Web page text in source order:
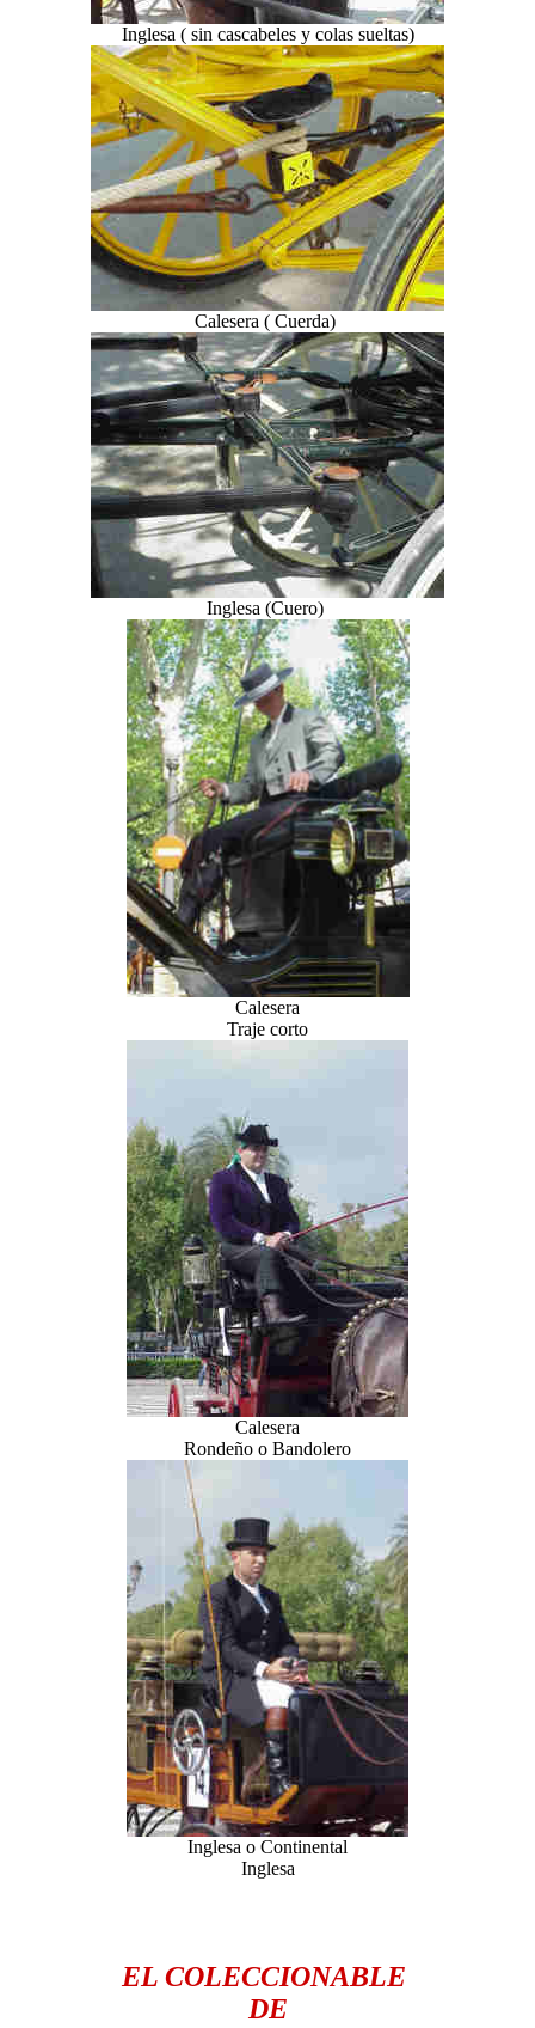
Inglesa ( sin cascabeles y colas sueltas)
Calesera ( Cuerda)
Inglesa (Cuero)
Calesera
Traje corto
Calesera
Rondeño o Bandolero
Inglesa o Continental
Inglesa
EL COLECCIONABLE
DE